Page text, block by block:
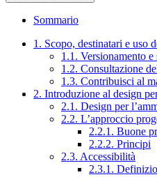
Sommario
1. Scopo, destinatari e uso
1.1. Versionamento e
1.2. Consultazione
1.3. Contribuisci al
2. Introduzione al design
2.1. Design per
2.2. L’approccio
2.2.1. Buone
2.2.2. Principi
2.3. Accessibilità
2.3.1.